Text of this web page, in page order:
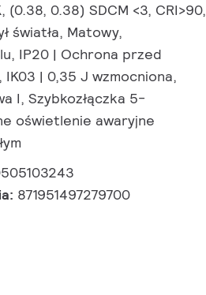
(0.38, 0.38) SDCM <3, CRI>90,
światła, Matowy,
IP20 | Ochrona przed
| 0,35 J wzmocniona,
I, Szybkozłączka 5-
oświetlenie awaryjne
871951497279700